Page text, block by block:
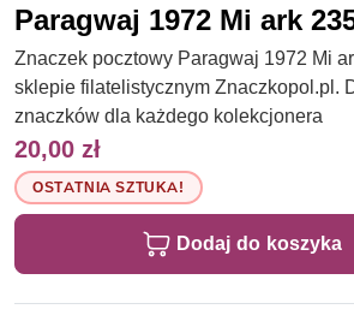
Paragwaj 1972 Mi ark
Znaczek pocztowy Paragwaj 1972 Mi
sklepie filatelistycznym Znaczkopol.pl.
znaczków dla każdego kolekcjonera
20,00 zł
OSTATNIA SZTUKA!
Dodaj do koszyka